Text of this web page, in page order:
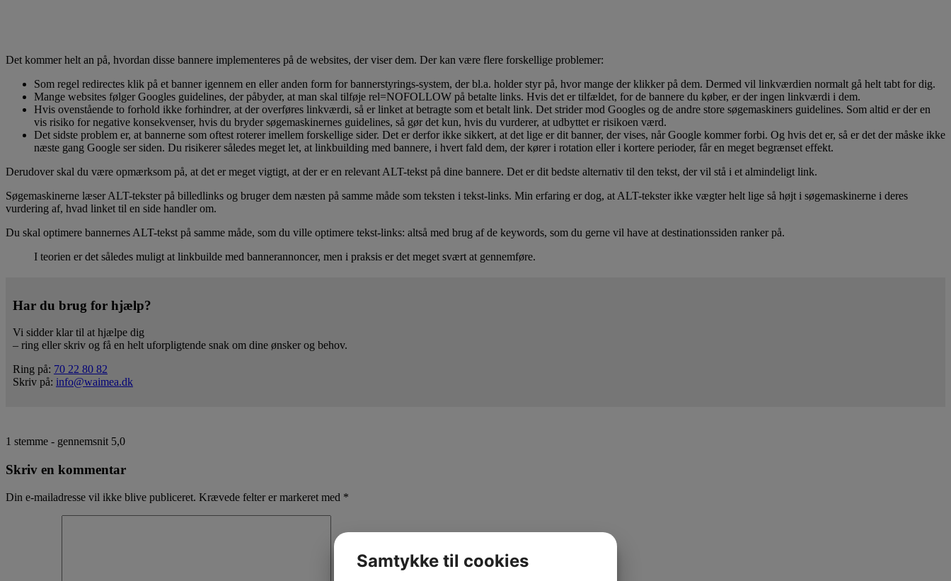
Det kommer helt an på, hvordan disse bannere implementeres på de websites, der viser dem. Der kan være flere forskellige problemer:
Som regel redirectes klik på et banner igennem en eller anden form for bannerstyrings-system, der bl.a. holder styr på, hvor mange der klikker på dem. Dermed vil linkværdien normalt gå helt tabt for dig.
Mange websites følger Googles guidelines, der påbyder, at man skal tilføje rel=NOFOLLOW på betalte links. Hvis det er tilfældet, for de bannere du køber, er der ingen linkværdi i dem.
Hvis ovenstående to forhold ikke forhindrer, at der overføres linkværdi, så er linket at betragte som et betalt link. Det strider mod Googles og de andre store søgemaskiners guidelines. Som altid er der en
vis risiko for negative konsekvenser, hvis du bryder søgemaskinernes guidelines, så gør det kun, hvis du vurderer, at udbyttet er risikoen værd.
Det sidste problem er, at bannerne som oftest roterer imellem forskellige sider. Det er derfor ikke sikkert, at det lige er dit banner, der vises, når Google kommer forbi. Og hvis det er, så er det der måske ikke
næste gang Google ser siden. Du risikerer således meget let, at linkbuilding med bannere, i hvert fald dem, der kører i rotation eller i kortere perioder, får en meget begrænset effekt.
Derudover skal du være opmærksom på, at det er meget vigtigt, at der er en relevant ALT-tekst på dine bannere. Det er dit bedste alternativ til den tekst, der vil stå i et almindeligt link.
Søgemaskinerne læser ALT-tekster på billedlinks og bruger dem næsten på samme måde som teksten i tekst-links. Min erfaring er dog, at ALT-tekster ikke vægter helt lige så højt i søgemaskinerne i deres
vurdering af, hvad linket til en side handler om.
Du skal optimere bannernes ALT-tekst på samme måde, som du ville optimere tekst-links: altså med brug af de keywords, som du gerne vil have at destinationssiden ranker på.
I teorien er det således muligt at linkbuilde med bannerannoncer, men i praksis er det meget svært at gennemføre.
Har du brug for hjælp?
Vi sidder klar til at hjælpe dig
– ring eller skriv og få en helt uforpligtende snak om dine ønsker og behov.
Ring på: 70 22 80 82
Skriv på: info@waimea.dk
1 stemme - gennemsnit 5,0
Skriv en kommentar
Din e-mailadresse vil ikke blive publiceret. Krævede felter er markeret med *
Samtykke til cookies